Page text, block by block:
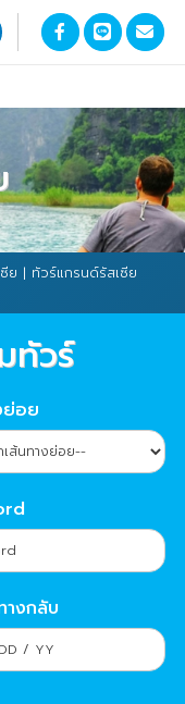
ย | ทัวร์แกรนด์รัสเซีย
ทัวร์
ย่อย
างกลับ